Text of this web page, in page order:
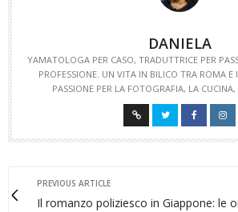
DANIELA
YAMATOLOGA PER CASO, TRADUTTRICE PER
PROFESSIONE. UN VITA IN BILICO TRA ROMA E
PASSIONE PER LA FOTOGRAFIA, LA
PREVIOUS ARTICLE
Il romanzo poliziesco in Giappone: le